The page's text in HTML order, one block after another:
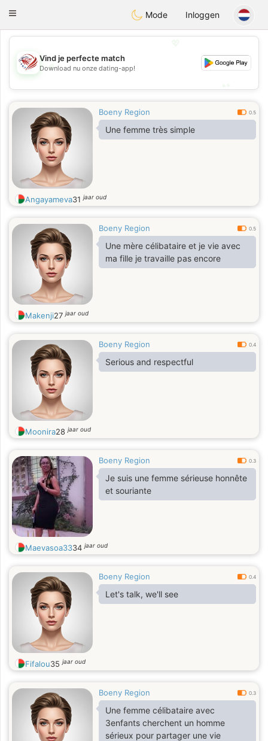
StatesDating
Toggle
Mode Inloggen
💖
💕
Vind je perfecte match
Download nu onze dating-app!
Boeny Region 0.5
Une femme très simple
Angayameva31jaar oud
Boeny Region 0.5
Une mère célibataire et je vie avec
ma fille je travaille pas encore
Makenji27jaar oud
Boeny Region 0.4
Serious and respectful
Moonira28jaar oud
Boeny Region 0.3
Je suis une femme sérieuse honnête
et souriante
Maevasoa3334jaar oud
Boeny Region 0.4
Let's talk, we'll see
Fifalou35jaar oud
Boeny Region 0.3
Une femme célibataire avec
3enfants cherchent un homme
sérieux pour partager une vie